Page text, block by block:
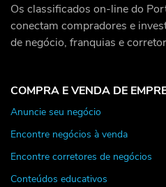
Os classificados on-line do
conectam compradores e
de negócio, franquias e
COMPRA E VENDA DE
Anuncie seu negócio
Encontre negócios à venda
Encontre corretores de negócios
Conteúdos educativos